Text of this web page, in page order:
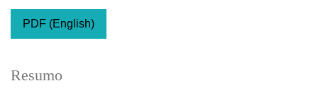
PDF (English)
Resumo